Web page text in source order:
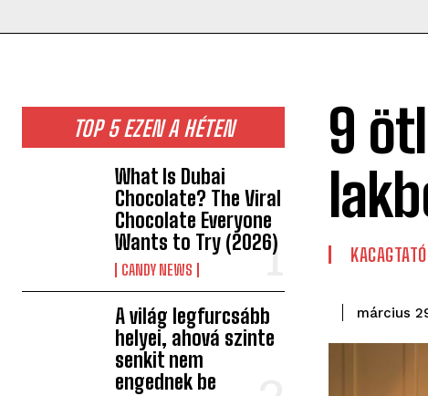
TOP 5 EZEN A HÉTEN
What Is Dubai
Chocolate? The Viral
Chocolate Everyone
Wants to Try (2026)
CANDY NEWS
A világ legfurcsább
helyei, ahová szinte
senkit nem
engednek be
9
KACAGTATÓ
március